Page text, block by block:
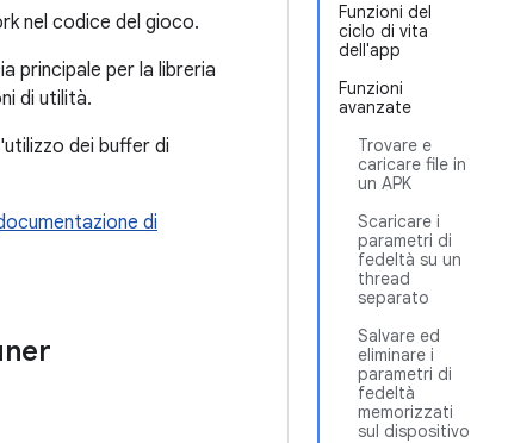
Funzioni del
ciclo di vita
dell'app
Funzioni
avanzate
Trovare e
caricare file in
un APK
Scaricare i
parametri di
fedeltà su un
thread
separato
Salvare ed
eliminare i
parametri di
fedeltà
memorizzati
sul dispositivo
nel codice del gioco.
principale per la libreria
di utilità.
dei buffer di
di